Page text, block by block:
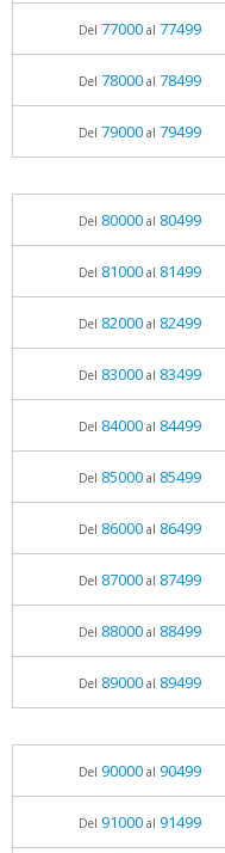
Del 77000al 77499
Del 78000al 78499
Del 79000al 79499
Del 80000al 80499
Del 81000al 81499
Del 82000al 82499
Del 83000al 83499
Del 84000al 84499
Del 85000al 85499
Del 86000al 86499
Del 87000al 87499
Del 88000al 88499
Del 89000al 89499
Del 90000al 90499
Del 91000al 91499